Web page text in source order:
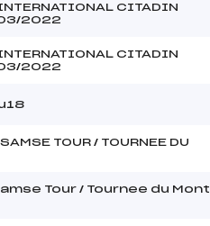
CITADIN
03/2022
CITADIN
03/2022
TOUR / TOURNEE DU
Tour / Tournee du Mont